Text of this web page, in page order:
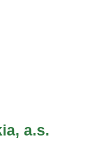
a.s.